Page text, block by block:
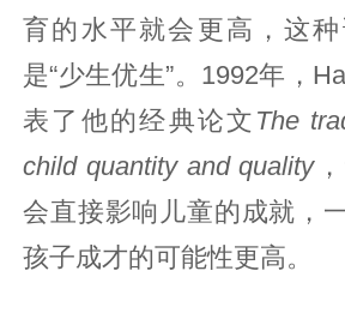
育的水平就会更高，这
是“少生优生”。1992年，
表了他的经典论文 The
child quantity and quality
会直接影响儿童的成就，
孩子成才的可能性更高。